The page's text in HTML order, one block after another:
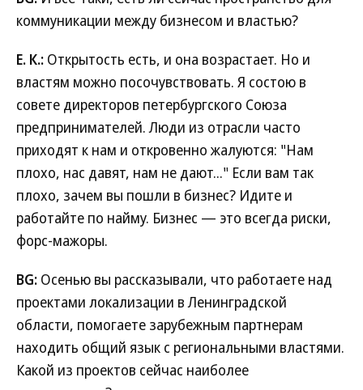
коммуникации между бизнесом и властью?
Е. К.: Открытость есть, и она возрастает. Но и
властям можно посочувствовать. Я состою в
совете директоров петербургского Союза
предпринимателей. Люди из отрасли часто
приходят к нам и откровенно жалуются: "Нам
плохо, нас давят, нам не дают..." Если вам так
плохо, зачем вы пошли в бизнес? Идите и
работайте по найму. Бизнес — это всегда риски,
форс-мажоры.
BG: Осенью вы рассказывали, что работаете над
проектами локализации в Ленинградской
области, помогаете зарубежным партнерам
находить общий язык с региональными властями.
Какой из проектов сейчас наиболее